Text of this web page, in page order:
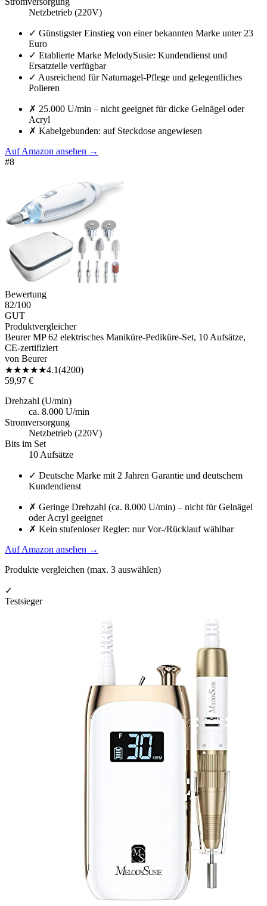
Netzbetrieb (220V)
✓ Günstigster Einstieg von einer bekannten Marke unter 23
Euro
✓ Etablierte Marke MelodySusie: Kundendienst und
Ersatzteile verfügbar
✓ Ausreichend für Naturna​gel-Pflege und gelegentliches
Polieren
✗ 25.000 U/min – nicht geeignet für dicke Gelnägel oder
Acryl
✗ Kabelgebunden: auf Steckdose angewiesen
Auf Amazon ansehen →
#8
Bewertung
82/100
GUT
Produktvergleicher
Beurer MP 62 elektrisches Maniküre-Pediküre-Set, 10 Aufsätze,
CE-zertifiziert
von Beurer
★★★★★4.1(4200)
59,97 €
Drehzahl (U/min)
ca. 8.000 U/min
Stromversorgung
Netzbetrieb (220V)
Bits im Set
10 Aufsätze
✓ Deutsche Marke mit 2 Jahren Garantie und deutschem
Kundendienst
✗ Geringe Drehzahl (ca. 8.000 U/min) – nicht für Gelnägel
oder Acryl geeignet
✗ Kein stufenloser Regler: nur Vor-/Rücklauf wählbar
Auf Amazon ansehen →
Produkte vergleichen (max. 3 auswählen)
✓
Testsieger